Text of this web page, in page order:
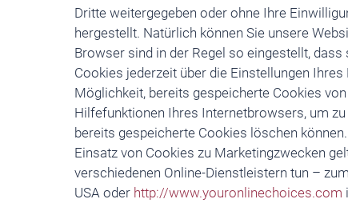
Dritte weitergegeben oder ohne Ihre
hergestellt. Natürlich können Sie unsere
Browser sind in der Regel so eingestellt,
Cookies jederzeit über die Einstellungen
Möglichkeit, bereits gespeicherte Cookies
Hilfefunktionen Ihres Internetbrowsers, um
bereits gespeicherte Cookies löschen
Einsatz von Cookies zu Marketingzwecken
verschiedenen Online-Dienstleistern tun –
USA oder http://www.youronlinechoices.com